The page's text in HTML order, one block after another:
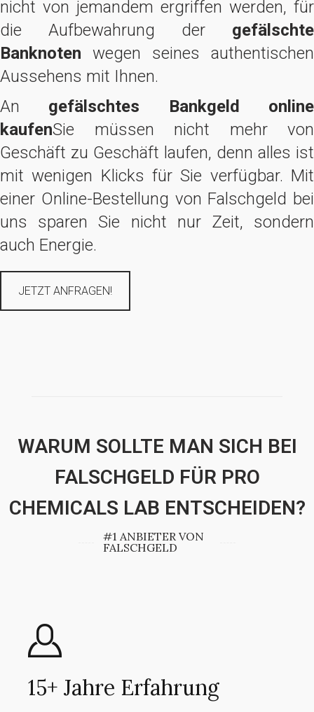
nicht von jemandem ergriffen werden, für
die Aufbewahrung der gefälschte
Banknoten wegen seines authentischen
Aussehens mit Ihnen.
An gefälschtes Bankgeld online
kaufenSie müssen nicht mehr von
Geschäft zu Geschäft laufen, denn alles ist
mit wenigen Klicks für Sie verfügbar. Mit
einer Online-Bestellung von Falschgeld bei
uns sparen Sie nicht nur Zeit, sondern
auch Energie.
JETZT ANFRAGEN!
WARUM SOLLTE MAN SICH BEI
FALSCHGELD FÜR PRO
CHEMICALS LAB ENTSCHEIDEN?
#1 ANBIETER VON
FALSCHGELD
15+ Jahre Erfahrung